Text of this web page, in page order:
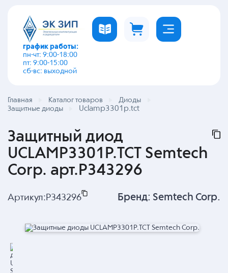
график работы:
пн-чт: 9:00-18:00
пт: 9:00-15:00
сб-вс: выходной
Главная Каталог товаров
Диоды
Защитные диоды
Uclamp3301p.tct
Защитный диод
UCLAMP3301P.TCT Semtech
Corp. арт.P343296
Артикул: P343296 Бренд: Semtech Corp.